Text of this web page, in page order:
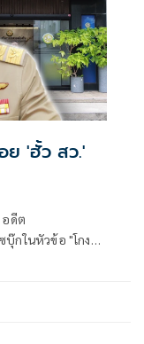
ย 'ฮั้ว สว.'
อดีต
กในหัวข้อ "โกง